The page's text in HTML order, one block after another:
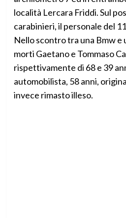
località Lercara Friddi. Sul
carabinieri, il personale del
Nello scontro tra una Bmw e
morti Gaetano e Tommaso
rispettivamente di 68 e 39
automobilista, 58 anni,
invece rimasto illeso.